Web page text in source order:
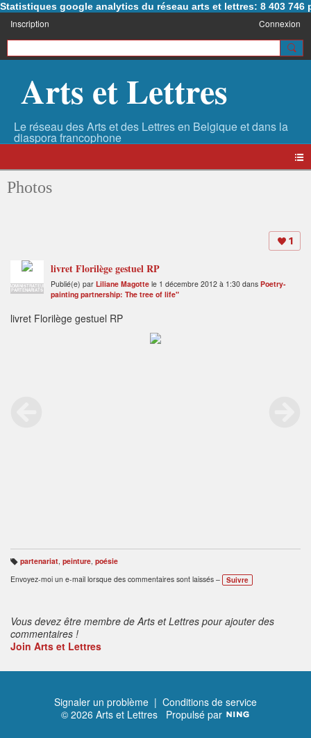
Statistiques google analytics du réseau arts et lettres: 8 403 746
Inscription Connexion
Arts et Lettres
Photos
1
ADMINISTRATEUR
PARTENARIATS
livret Florilège gestuel RP
Publié(e) par Liliane Magotte le 1 décembre 2012 à 1:30 dans Poetry-
painting partnership: The tree of life"
livret Florilège gestuel RP
B
ali
s
partenariat, peinture, poésie
Envoyez-moi un e-mail lorsque des commentaires sont laissés –
Suivre
Vous devez être membre de Arts et Lettres pour ajouter des
commentaires !
Join Arts et Lettres
Signaler un problème | Conditions de service
© 2026 Arts et Lettres Propulsé par